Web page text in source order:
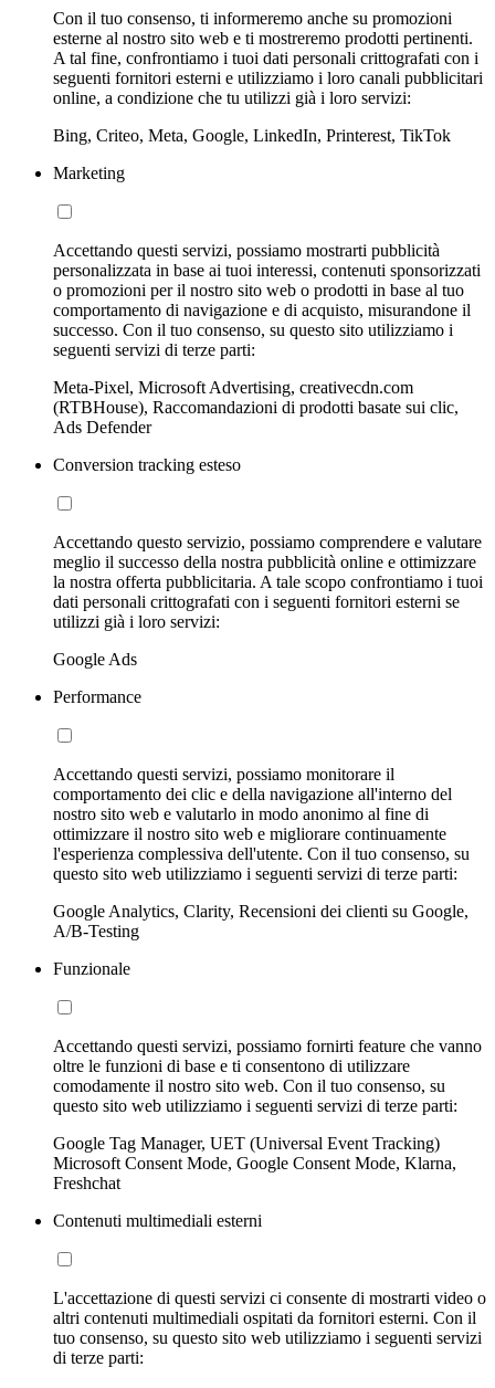
Con il tuo consenso, ti informeremo anche su promozioni
esterne al nostro sito web e ti mostreremo prodotti pertinenti.
A tal fine, confrontiamo i tuoi dati personali crittografati con i
seguenti fornitori esterni e utilizziamo i loro canali pubblicitari
online, a condizione che tu utilizzi già i loro servizi:
Bing, Criteo, Meta, Google, LinkedIn, Printerest, TikTok
Marketing
Accettando questi servizi, possiamo mostrarti pubblicità
personalizzata in base ai tuoi interessi, contenuti sponsorizzati
o promozioni per il nostro sito web o prodotti in base al tuo
comportamento di navigazione e di acquisto, misurandone il
successo. Con il tuo consenso, su questo sito utilizziamo i
seguenti servizi di terze parti:
Meta-Pixel, Microsoft Advertising, creativecdn.com
(RTBHouse), Raccomandazioni di prodotti basate sui clic,
Ads Defender
Conversion tracking esteso
Accettando questo servizio, possiamo comprendere e valutare
meglio il successo della nostra pubblicità online e ottimizzare
la nostra offerta pubblicitaria. A tale scopo confrontiamo i tuoi
dati personali crittografati con i seguenti fornitori esterni se
utilizzi già i loro servizi:
Google Ads
Performance
Accettando questi servizi, possiamo monitorare il
comportamento dei clic e della navigazione all'interno del
nostro sito web e valutarlo in modo anonimo al fine di
ottimizzare il nostro sito web e migliorare continuamente
l'esperienza complessiva dell'utente. Con il tuo consenso, su
questo sito web utilizziamo i seguenti servizi di terze parti:
Google Analytics, Clarity, Recensioni dei clienti su Google,
A/B-Testing
Funzionale
Accettando questi servizi, possiamo fornirti feature che vanno
oltre le funzioni di base e ti consentono di utilizzare
comodamente il nostro sito web. Con il tuo consenso, su
questo sito web utilizziamo i seguenti servizi di terze parti:
Google Tag Manager, UET (Universal Event Tracking)
Microsoft Consent Mode, Google Consent Mode, Klarna,
Freshchat
Contenuti multimediali esterni
L'accettazione di questi servizi ci consente di mostrarti video o
altri contenuti multimediali ospitati da fornitori esterni. Con il
tuo consenso, su questo sito web utilizziamo i seguenti servizi
di terze parti: